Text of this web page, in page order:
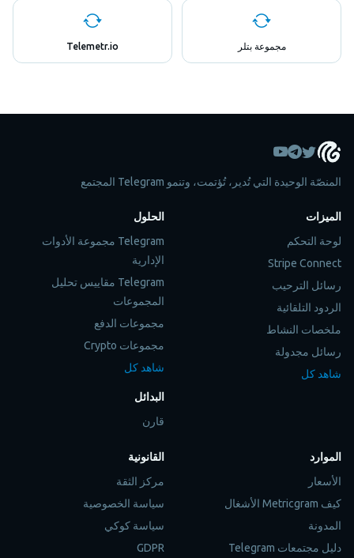
مجموعة بتلر Telemetr.io
المنصّة الوحيدة التي تُدير، تُؤتمت، وتنمو Telegram المجتمع
الميزات
لوحة التحكم
Stripe Connect
رسائل الترحيب
الردود التلقائية
ملخصات النشاط
رسائل مجدولة
شاهد كل
الحلول
Telegram مجموعة الأدوات
الإدارية
Telegram مقاييس تحليل
المجموعات
مجموعات الدفع
مجموعات Crypto
شاهد كل
البدائل
قارن
الموارد
الأسعار
كيف Metricgram الأشغال
المدونة
دليل مجتمعات Telegram
القانونية
مركز الثقة
سياسة الخصوصية
سياسة كوكي
GDPR